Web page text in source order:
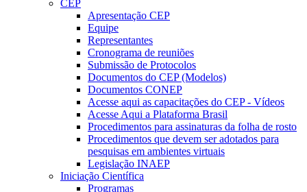
CEP
Apresentação CEP
Equipe
Representantes
Cronograma de reuniões
Submissão de Protocolos
Documentos do CEP (Modelos)
Documentos CONEP
Acesse aqui as capacitações do CEP - Vídeos
Acesse Aqui a Plataforma Brasil
Procedimentos para assinaturas da folha de rosto
Procedimentos que devem ser adotados para
pesquisas em ambientes virtuais
Legislação INAEP
Iniciação Científica
Programas